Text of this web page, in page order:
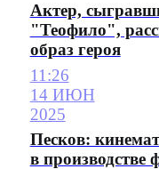
Актер,
"Теофило",
образ героя
11:26
14 ИЮН
2025
Песков:
в производстве